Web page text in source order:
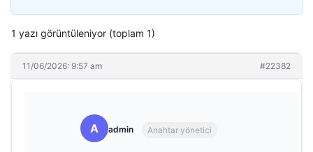
1 yazı görüntüleniyor (toplam 1)
11/06/2026: 9:57 am #22382
A admin Anahtar yönetici